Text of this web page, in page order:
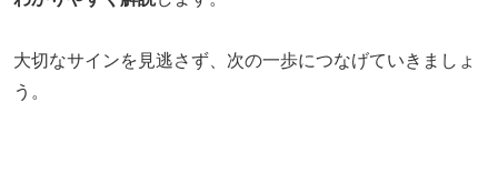
大切なサインを見逃さず、次の一歩につなげていきましょ
う。